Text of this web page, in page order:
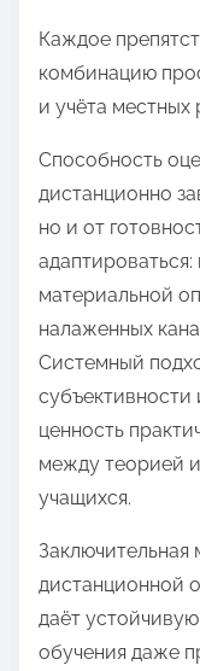
Каждое
комбинацию
и учёта местных
Способность
дистанционно
но и от
материальной
налаженных
Системный
ценность
между теорией
учащихся.
Заключительная
дистанционной
даёт
обучения даже